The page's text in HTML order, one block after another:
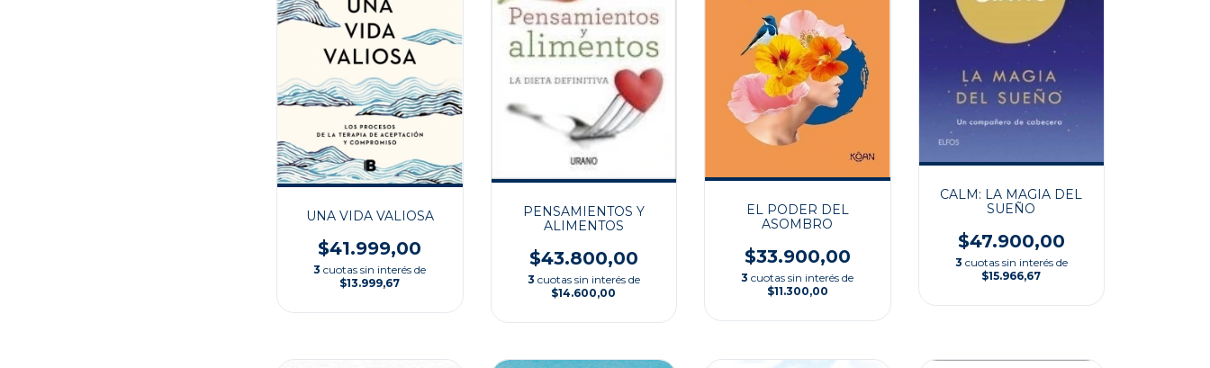
UNA VIDA VALIOSA
$41.999,00
3 cuotas sin interés de
$13.999,67
PENSAMIENTOS Y
ALIMENTOS
$43.800,00
3 cuotas sin interés de
$14.600,00
EL PODER DEL
ASOMBRO
$33.900,00
3 cuotas sin interés de
$11.300,00
CALM: LA MAGIA DEL
SUEÑO
$47.900,00
3 cuotas sin interés de
$15.966,67